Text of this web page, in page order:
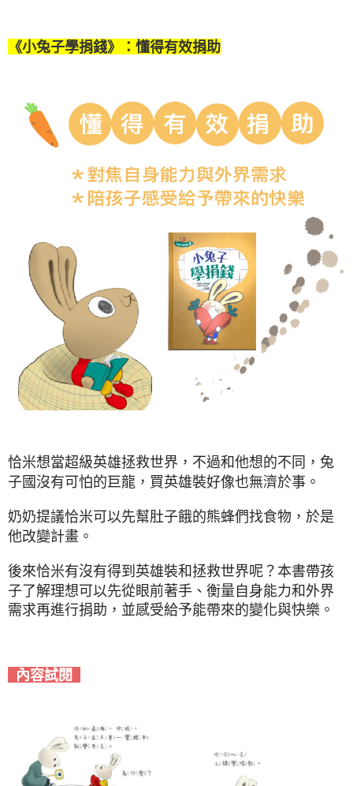
《小兔子學捐錢》：懂得有效捐助
恰米想當超級英雄拯救世界，不過和他想的不同，兔
子國沒有可怕的巨龍，買英雄裝好像也無濟於事。
奶奶提議恰米可以先幫肚子餓的熊蜂們找食物，於是
他改變計畫。
後來恰米有沒有得到英雄裝和拯救世界呢？本書帶孩
子了解理想可以先從眼前著手、衡量自身能力和外界
需求再進行捐助，並感受給予能帶來的變化與快樂。
內容試閱